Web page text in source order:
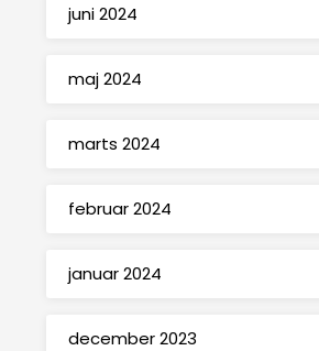
juni 2024
maj 2024
marts 2024
februar 2024
januar 2024
december 2023